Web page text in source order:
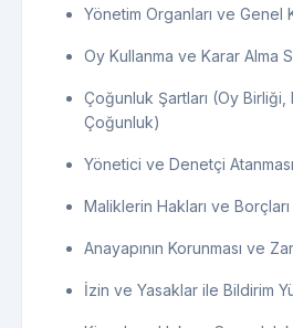
Yönetim Organları ve Genel
Oy Kullanma ve Karar Alma
Çoğunluk Şartları (Oy
Çoğunluk)
Yönetici ve Denetçi Atanması
Maliklerin Hakları ve Borçları
Anayapının Korunması ve
İzin ve Yasaklar ile Bildirim